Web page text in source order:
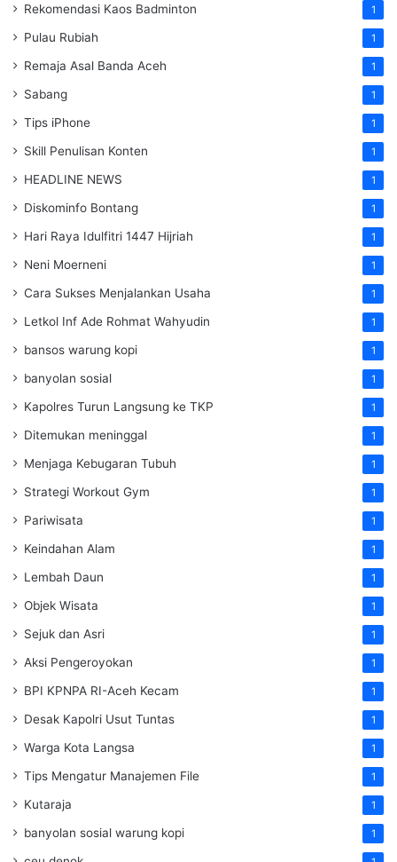
Rekomendasi Kaos Badminton 1
Pulau Rubiah 1
Remaja Asal Banda Aceh 1
Sabang 1
Tips iPhone 1
Skill Penulisan Konten 1
HEADLINE NEWS 1
Diskominfo Bontang 1
Hari Raya Idulfitri 1447 Hijriah 1
Neni Moerneni 1
Cara Sukses Menjalankan Usaha 1
Letkol Inf Ade Rohmat Wahyudin 1
bansos warung kopi 1
banyolan sosial 1
Kapolres Turun Langsung ke TKP 1
Ditemukan meninggal 1
Menjaga Kebugaran Tubuh 1
Strategi Workout Gym 1
Pariwisata 1
Keindahan Alam 1
Lembah Daun 1
Objek Wisata 1
Sejuk dan Asri 1
Aksi Pengeroyokan 1
BPI KPNPA RI-Aceh Kecam 1
Desak Kapolri Usut Tuntas 1
Warga Kota Langsa 1
Tips Mengatur Manajemen File 1
Kutaraja 1
banyolan sosial warung kopi 1